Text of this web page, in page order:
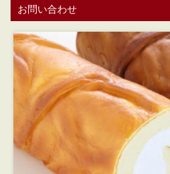
お問い合わせ